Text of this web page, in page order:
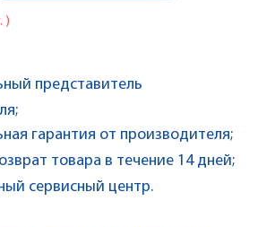
)
представитель
гарантия от производителя;
товара в течение 14 дней;
сервисный центр.